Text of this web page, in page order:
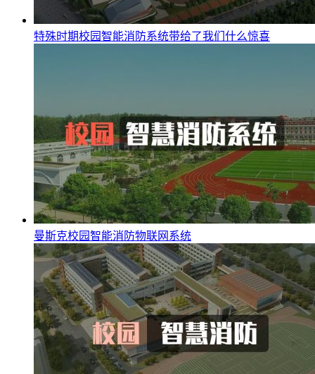
特殊时期校园智能消防系统带给了我们什么惊喜
曼斯克校园智能消防物联网系统